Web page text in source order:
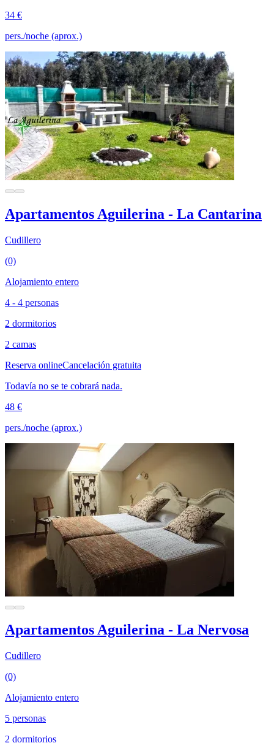
34 €
pers./noche (aprox.)
Apartamentos Aguilerina - La Cantarina
Cudillero
(0)
Alojamiento entero
4 - 4 personas
2 dormitorios
2 camas
Reserva onlineCancelación gratuita
Todavía no se te cobrará nada.
48 €
pers./noche (aprox.)
Apartamentos Aguilerina - La Nervosa
Cudillero
(0)
Alojamiento entero
5 personas
2 dormitorios